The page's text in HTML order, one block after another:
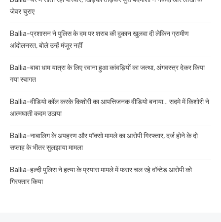
जेवर चुराए
Ballia-प्रशासन ने पुलिस के दम पर शराब की दुकान खुलवा दी लेकिन ग्रामीण
आंदोलनरत, बोले उन्हें मंजूर नहीं
Ballia-बाबा धाम यात्रा के लिए रवाना हुआ कांवड़ियों का जत्था, अंगवस्त्र देकर किया
गया स्वागत
Ballia-वीडियो कॉल करके किशोरी का आपत्तिजनक वीडियो बनाया… सदमे में किशोरी ने
आत्मघाती कदम उठाया
Ballia-नाबालिग के अपहरण और पॉक्सो मामले का आरोपी गिरफ्तार, दर्ज होने के दो
सप्ताह के भीतर सुलझाया मामला
Ballia-हल्दी पुलिस ने हत्या के प्रयास मामले में फरार चल रहे वॉन्टेड आरोपी को
गिरफ्तार किया